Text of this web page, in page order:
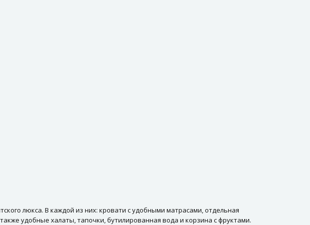
люкса. В каждой из них: кровати с удобными матрасами, отдельная
удобные халаты, тапочки, бутилированная вода и корзина с фруктами.